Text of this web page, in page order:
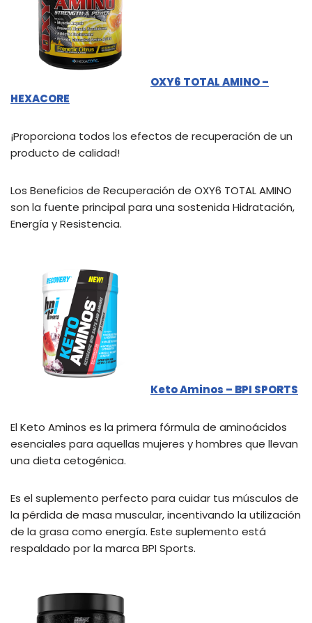
OXY6 TOTAL AMINO –
HEXACORE
¡Proporciona todos los efectos de recuperación de un
producto de calidad!
Los Beneficios de Recuperación de OXY6 TOTAL AMINO
son la fuente principal para una sostenida Hidratación,
Energía y Resistencia.
Keto Aminos – BPI SPORTS
El Keto Aminos es la primera fórmula de aminoácidos
esenciales para aquellas mujeres y hombres que llevan
una dieta cetogénica.
Es el suplemento perfecto para cuidar tus músculos de
la pérdida de masa muscular, incentivando la utilización
de la grasa como energía. Este suplemento está
respaldado por la marca BPI Sports.